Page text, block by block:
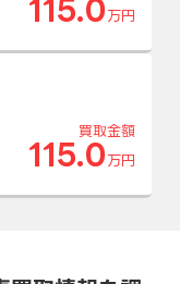
115.0 万円
買取金額
115.0 万円